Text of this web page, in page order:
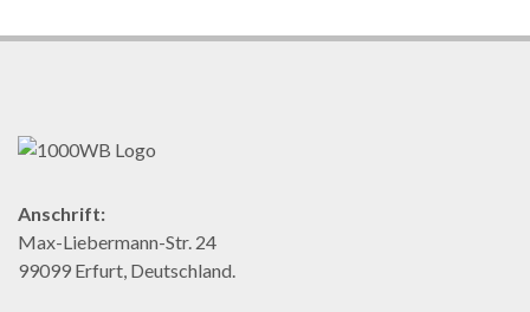
Anschrift:
Max-Liebermann-Str. 24
99099 Erfurt, Deutschland.